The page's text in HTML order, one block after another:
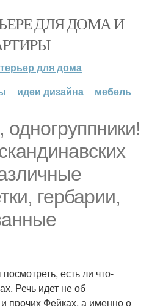
ДЛЯ ДОМА И
для дома
идеи дизайна мебель
одногруппники!
гербарии,
есть ли что-
Речь идет не об
прочих Фейках, а именно о